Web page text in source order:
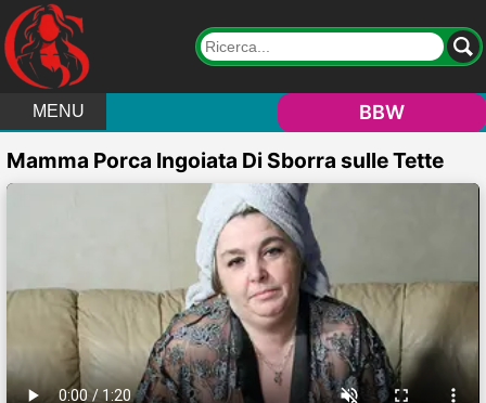
MENU BBW
Mamma Porca Ingoiata Di Sborra sulle Tette